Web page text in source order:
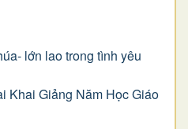
lớn lao trong tình yêu
Khai Giảng Năm Học Giáo